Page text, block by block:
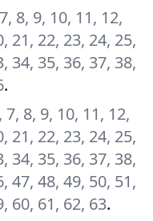
8, 9, 10, 11, 12,
21, 22, 23, 24, 25,
34, 35, 36, 37, 38,
.
7, 8, 9, 10, 11, 12,
21, 22, 23, 24, 25,
34, 35, 36, 37, 38,
47, 48, 49, 50, 51,
60, 61, 62, 63.